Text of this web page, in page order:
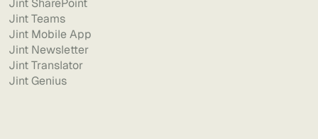
Jint SharePoint
Jint Teams
Jint Mobile App
Jint Newsletter
Jint Translator
Jint Genius